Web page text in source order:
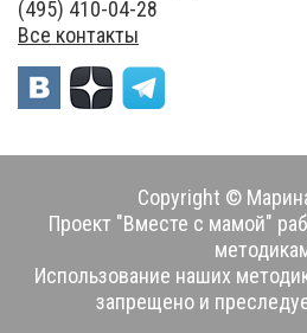
(495) 410-04-28
Все контакты
Copyright ©
Проект "Вместе с мамой"
Использование наших
запрещено и